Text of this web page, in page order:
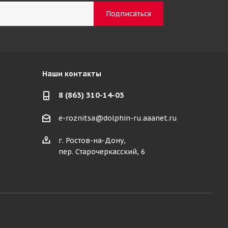
Наши контакты
8 (863) 310-14-03
e-roznitsa@dolphin-ru.aaanet.ru
г. Ростов-на-Дону,
пер. Старочеркасский, 6